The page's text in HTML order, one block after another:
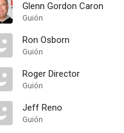
Glenn Gordon Caron
Guión
Ron Osborn
Guión
Roger Director
Guión
Jeff Reno
Guión